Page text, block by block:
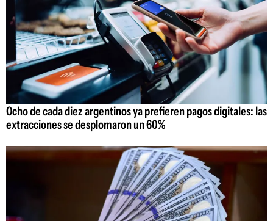
Ocho de cada diez argentinos ya prefieren pagos digitales: las
extracciones se desplomaron un 60%